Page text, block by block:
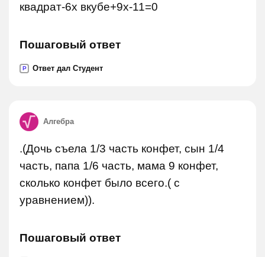
квадрат-6х вкубе+9х-11=0
Пошаговый ответ
P Ответ дал Студент
Алгебра
.(Дочь съела 1/3 часть конфет, сын 1/4
часть, папа 1/6 часть, мама 9 конфет,
сколько конфет было всего.( с
уравнением)).
Пошаговый ответ